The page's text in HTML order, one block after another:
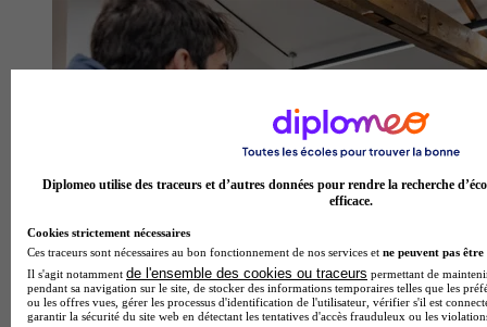
Diplomeo utilise des traceurs et d’autres données pour rendre la recherche
efficace.
Cookies strictement nécessaires
Ces traceurs sont nécessaires au bon fonctionnement de nos services et ne peuvent pas être
Il s'agit notamment de l'ensemble des cookies ou traceurs permettant de
pendant sa navigation sur le site, de stocker des informations temporaires telles que les
ou les offres vues, gérer les processus d'identification de l'utilisateur, vérifier s'il est
garantir la sécurité du site web en détectant les tentatives d'accès frauduleux ou les